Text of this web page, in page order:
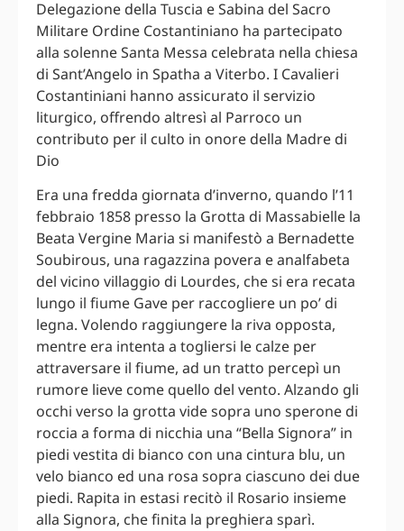
Delegazione della Tuscia e Sabina del Sacro
Militare Ordine Costantiniano ha partecipato
alla solenne Santa Messa celebrata nella chiesa
di Sant’Angelo in Spatha a Viterbo. I Cavalieri
Costantiniani hanno assicurato il servizio
liturgico, offrendo altresì al Parroco un
contributo per il culto in onore della Madre di
Dio
Era una fredda giornata d’inverno, quando l’11
febbraio 1858 presso la Grotta di Massabielle la
Beata Vergine Maria si manifestò a Bernadette
Soubirous, una ragazzina povera e analfabeta
del vicino villaggio di Lourdes, che si era recata
lungo il fiume Gave per raccogliere un po’ di
legna. Volendo raggiungere la riva opposta,
mentre era intenta a togliersi le calze per
attraversare il fiume, ad un tratto percepì un
rumore lieve come quello del vento. Alzando gli
occhi verso la grotta vide sopra uno sperone di
roccia a forma di nicchia una “Bella Signora” in
piedi vestita di bianco con una cintura blu, un
velo bianco ed una rosa sopra ciascuno dei due
piedi. Rapita in estasi recitò il Rosario insieme
alla Signora, che finita la preghiera sparì.